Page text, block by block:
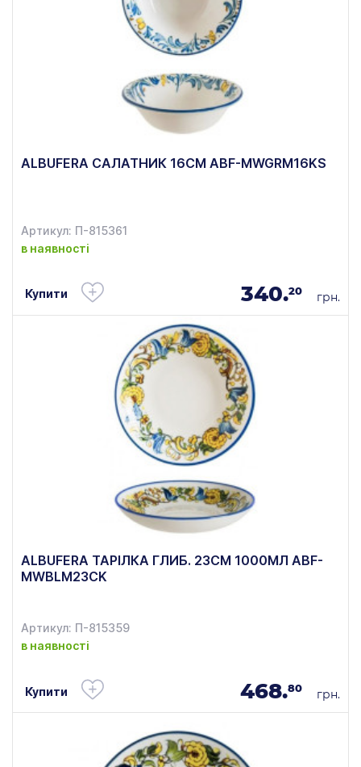
ALBUFERA САЛАТНИК 16СМ ABF-MWGRM16KS
Артикул: П-815361
в наявності
Купити 340.20 грн.
ALBUFERA ТАРІЛКА ГЛИБ. 23СМ 1000МЛ ABF-
MWBLM23CK
Артикул: П-815359
в наявності
Купити 468.80 грн.